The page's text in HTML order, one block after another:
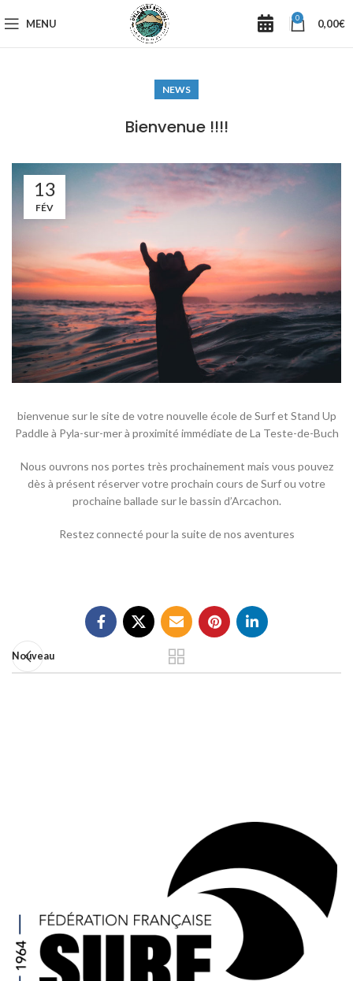
MENU 0 0,00€
NEWS
Bienvenue !!!!
13
FÉV
bienvenue sur le site de votre nouvelle école de Surf et Stand Up
Paddle à Pyla-sur-mer à proximité immédiate deLa Teste-de-Buch
Nous ouvrons nos portes très prochainement mais vous pouvez
dès à présent réserver votre prochain cours de Surf ou votre
prochaine ballade sur le bassin d’Arcachon.
Restez connecté pour la suite de nos aventures
Nouveau